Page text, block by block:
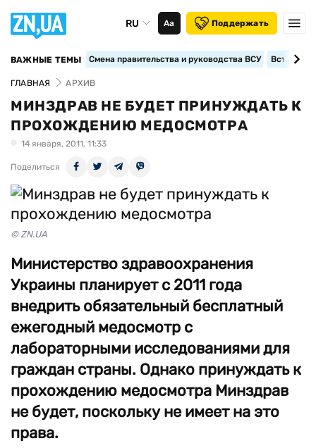
RU Аа Поддержать
ВАЖНЫЕ ТЕМЫ Смена правительства и руководства ВСУ
ГЛАВНАЯ АРХИВ
МИНЗДРАВ НЕ БУДЕТ ПРИНУЖДАТЬ К
ПРОХОЖДЕНИЮ МЕДОСМОТРА
14 января, 2011, 11:33
Поделиться
© ZN.UA
Министерство здравоохранения
Украины планирует с 2011 года
внедрить обязательный бесплатный
ежегодный медосмотр с
лабораторными исследованиями для
граждан страны. Однако принуждать к
прохождению медосмотра Минздрав
не будет, поскольку не имеет на это
права.